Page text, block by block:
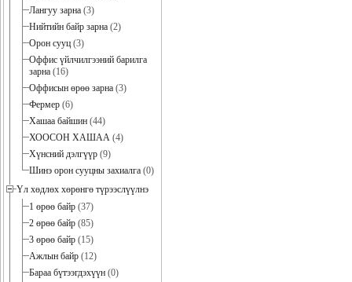
Лангуу зарна (3)
Нийтийн байр зарна (2)
Орон сууц (3)
Оффис үйлчилгээний барилга
зарна (16)
Оффисын өрөө зарна (3)
Фермер (6)
Хашаа байшин (44)
ХООСОН ХАШАА (4)
Хүнсний дэлгүүр (9)
Шинэ орон сууцны захиалга (0)
Үл хөдлөх хөрөнгө түрээслүүлнэ
1 өрөө байр (37)
2 өрөө байр (85)
3 өрөө байр (15)
Ажлын байр (12)
Бараа бүтээгдэхүүн (0)